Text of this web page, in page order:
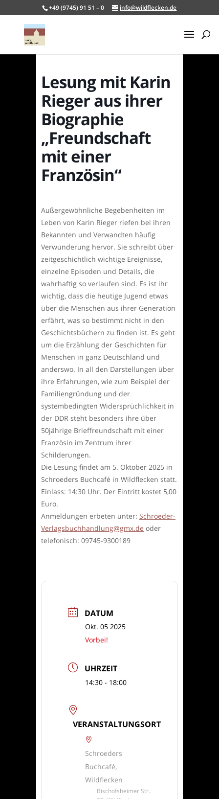
+49 (9745) 91 51 – 0 info@wildflecken.de
Lesung mit Karin
Rieger aus ihrer
Biographie
„Freundschaft
mit einer
Französin“
Außergewöhnliche Begebenheiten im
Leben von Karin Rieger riefen bei ihren
Bekannten und Verwandten häufig
Verwunderung hervor. Sie schreibt über
zeitgeschichtlich wichtige Ereignisse,
einzelne Episoden und Details, die
wahrhaftig so verlaufen sind. Es ist ihr
wichtig, dass die heutige Jugend etwas
über die Menschen aus ihrer Generation
erfährt, was so bestimmt nicht in den
Geschichtsbüchern zu finden ist. Es geht
um die Erzählung der Geschichten für
Menschen in ganz Deutschland und
anderswo. In all den Darstellungen über
ihre Erfahrungen, wie zum Beispiel der
Familiengründung und der
systembedingten Widersprüchlichkeit in
der DDR steht besonders ihre über
50jährige Brieffreundschaft mit einer
Französin im Zentrum ihrer
Schilderungen.
Die Lesung findet am 5. Oktober 2025 in
Schroeders Buchcafé in Wildflecken statt.
Einlass: 14:30 Uhr. Der Eintritt kostet 5,00
Euro.
Anmeldungen erbeten unter: Schroeder-
Verlagsbuchhandlung@gmx.de oder
telefonisch: 09745-9300189
DATUM
Okt. 05 2025
Vorbei!
UHRZEIT
14:30 - 18:00
VERANSTALTUNGSORT
Schroeders
Buchcafé,
Wildflecken
Bischofsheimer Str.